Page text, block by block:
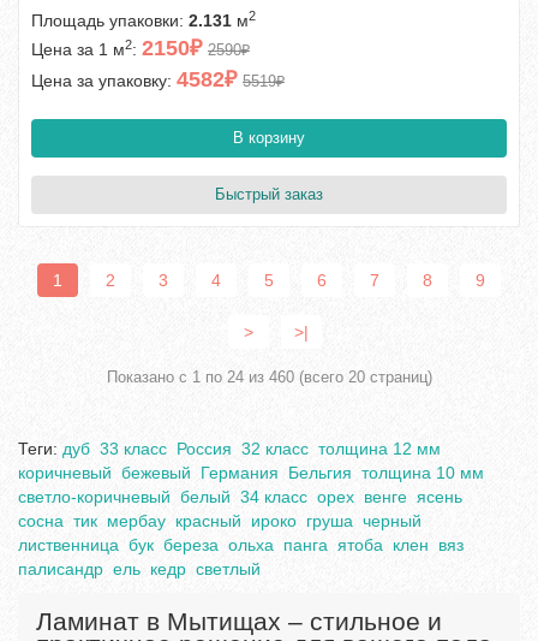
Площадь упаковки: 2.131 м2
Цена за 1 м2: 2150₽ 2590₽
Цена за упаковку: 4582₽ 5519₽
В корзину
Быстрый заказ
1 2 3 4 5 6 7 8 9
> >|
Показано с 1 по 24 из 460 (всего 20 страниц)
Теги: дуб 33 класс Россия 32 класс толщина 12 мм
коричневый бежевый Германия Бельгия толщина 10 мм
светло-коричневый белый 34 класс орех венге ясень
сосна тик мербау красный ироко груша черный
лиственница бук береза ольха панга ятоба клен
вяз
палисандр ель кедр светлый
Ламинат в Мытищах – стильное и